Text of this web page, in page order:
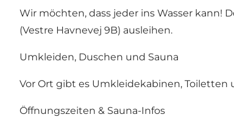
Wir möchten, dass jeder ins Wasser kann!
(Vestre Havnevej 9B) ausleihen.
Umkleiden, Duschen und Sauna
Vor Ort gibt es Umkleidekabinen,
Öffnungszeiten & Sauna-Infos